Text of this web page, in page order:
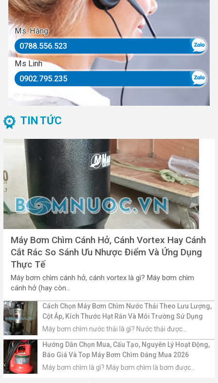
Ms. Hằng
0788.556.523
Ms Linh
0902.795.235
TIN TỨC
Máy Bơm Chìm Cánh Hở, Cánh Vortex Hay Cánh
Cắt Rác So Sánh Ưu Nhược Điểm Và Ứng Dụng
Thực Tế
Máy bơm chìm cánh hở, cánh vortex là gì? Máy bơm chìm
cánh hở (hay còn...
Cách Chọn Máy Bơm Chìm Nước Thải Theo Lưu Lượng,
Cột Áp, Kích Thước Hạt Rắn Và Môi Trường Sử Dụng
Máy bơm chìm nước thải là gì? Nước thải được...
Hướng Dẫn Chọn Mua, Cấu Tạo, Nguyên Lý Hoạt Động,
Báo Giá Và Top Máy Bơm Chìm Đáng Mua 2026
Máy bơm chìm là gì? Máy bơm chìm là bơm được...